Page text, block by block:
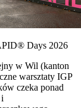
Days 2026
w Wil (kanton
warsztaty IGP
czeka ponad